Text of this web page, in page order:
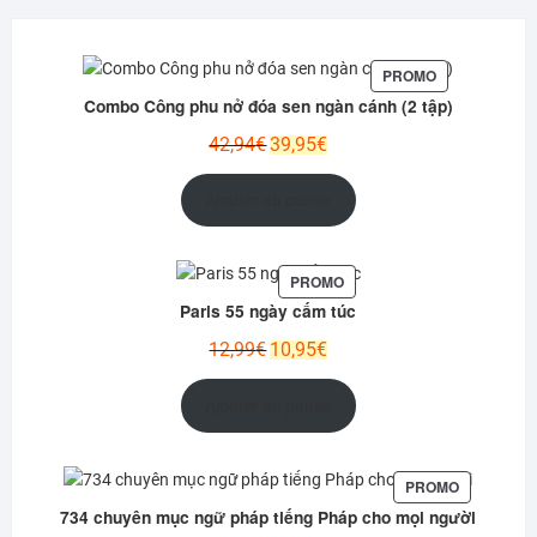
PROMOPRODUIT
EN
PROMOTION
Combo Công phu nở đóa sen ngàn cánh (2 tập)
42,94€Le
39,95€Le
actuel
est :
PROMOPRODUIT
EN
Paris 55 ngày cấm túc
12,99€Le
10,95€Le
actuel
est :
PROMOPRODUIT
EN
734 chuyên mục ngữ pháp tiếng Pháp cho mọi người